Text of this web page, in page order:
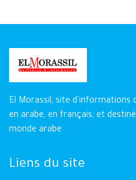
El Morassil, site d'informations
en arabe, en français, et
monde arabe
Liens du site